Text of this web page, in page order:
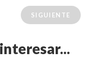
SIGUIENTE